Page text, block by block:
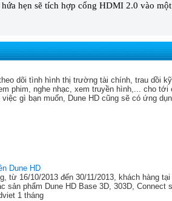
hẹn sẽ tích hợp cổng HDMI 2.0 vào
dõi tình hình thị trường tài chính, trau dồi
phim, nghe nhạc, xem truyền hình,... cho
gì bạn muốn, Dune HD cũng sẽ có ứng
Dune HD
từ 16/10/2013 đến 30/11/2013, khách hàng
sản phẩm Dune HD Base 3D, 303D, Connect
1 tháng